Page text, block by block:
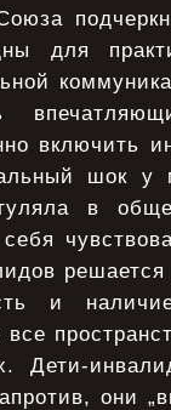
для
включить
шок у
в
решается
и
все
Дети-
они